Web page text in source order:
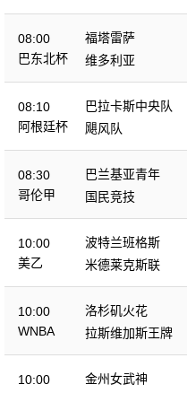
08:00
巴东北杯
福塔雷萨
维多利亚
08:10
阿根廷杯
巴拉卡斯中央队
飓风队
08:30
哥伦甲
巴兰基亚青年
国民竞技
10:00
美乙
波特兰班格斯
米德莱克斯联
10:00
WNBA
洛杉矶火花
拉斯维加斯王牌
10:00
金州女武神